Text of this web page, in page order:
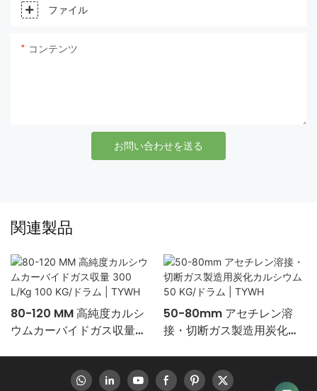
ファイル
コンテンツ
お問い合わせを送る
関連製品
80-120 MM 高純度カルシ
ウムカーバイドガス収量
50-80mm アセチレン溶
接・切断ガス製造用炭化カ